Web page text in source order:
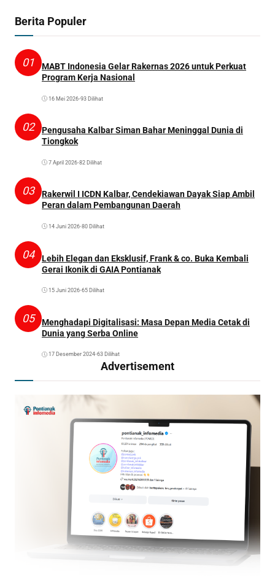
Berita Populer
01
MABT Indonesia Gelar Rakernas 2026 untuk Perkuat
Program Kerja Nasional
16 Mei 2026•93 Dilihat
02
Pengusaha Kalbar Siman Bahar Meninggal Dunia di
Tiongkok
7 April 2026•82 Dilihat
03
Rakerwil I ICDN Kalbar, Cendekiawan Dayak Siap Ambil
Peran dalam Pembangunan Daerah
14 Juni 2026•80 Dilihat
04
Lebih Elegan dan Eksklusif, Frank & co. Buka Kembali
Gerai Ikonik di GAIA Pontianak
15 Juni 2026•65 Dilihat
05
Menghadapi Digitalisasi: Masa Depan Media Cetak di
Dunia yang Serba Online
17 Desember 2024•63 Dilihat
Advertisement